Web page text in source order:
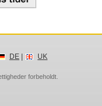
DE| UK
forbeholdt.